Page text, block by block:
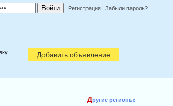
Регистрация | Забыли пароль?
Добавить объявление
Другие регионы: